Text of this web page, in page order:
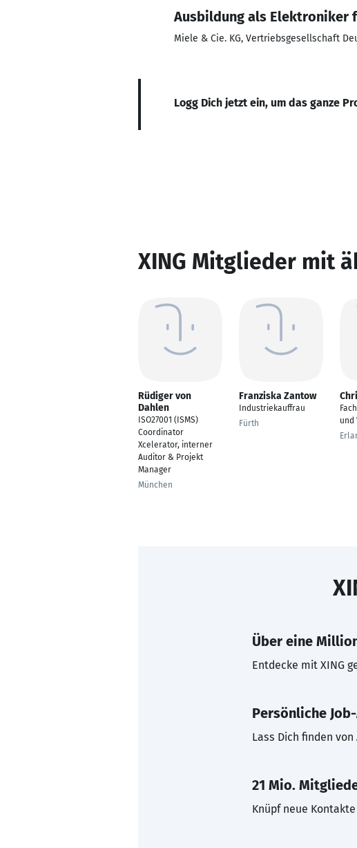
Ausbildung als Elektroniker
Miele & Cie. KG, Vertriebsgesellschaft
Logg Dich jetzt ein, um das ganze
XING Mitglieder mit
Rüdiger von
Dahlen
ISO27001 (ISMS)
Coordinator
Xcelerator, interner
Auditor & Projekt
Manager
München
Franziska Zantow
Industriekauffrau
Fürth
und
Über eine
Entdecke mit XING
Persönliche
Lass Dich finden
21 Mio.
Knüpf neue